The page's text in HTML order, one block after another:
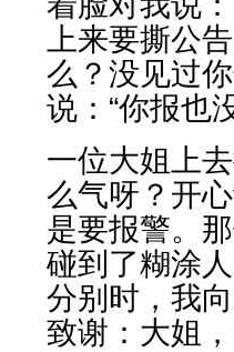
上来要撕公
么？没见过
说：“你报也
一位大姐上
么气呀？开
是要报警。
碰到了糊涂
分别时，我
致谢：大姐